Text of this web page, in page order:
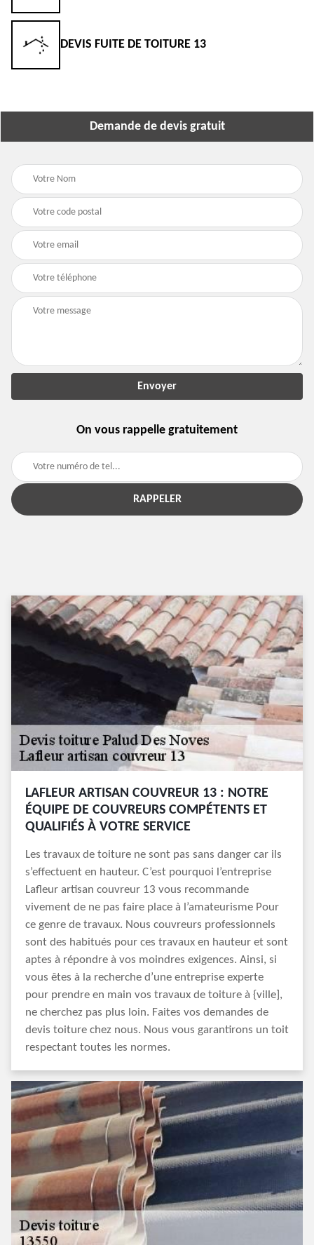
DEVIS FUITE DE TOITURE 13
Demande de devis gratuit
On vous rappelle gratuitement
LAFLEUR ARTISAN COUVREUR 13 : NOTRE
ÉQUIPE DE COUVREURS COMPÉTENTS ET
QUALIFIÉS À VOTRE SERVICE
Les travaux de toiture ne sont pas sans danger car ils
s’effectuent en hauteur. C’est pourquoi l’entreprise
Lafleur artisan couvreur 13 vous recommande
vivement de ne pas faire place à l’amateurisme Pour
ce genre de travaux. Nous couvreurs professionnels
sont des habitués pour ces travaux en hauteur et sont
aptes à répondre à vos moindres exigences. Ainsi, si
vous êtes à la recherche d’une entreprise experte
pour prendre en main vos travaux de toiture à {ville],
ne cherchez pas plus loin. Faites vos demandes de
devis toiture chez nous. Nous vous garantirons un toit
respectant toutes les normes.